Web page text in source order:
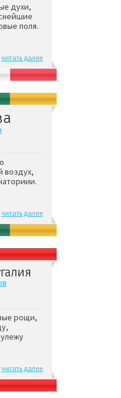
духи,
поля.
читать далее
воздух,
читать далее
рощи,
читать далее